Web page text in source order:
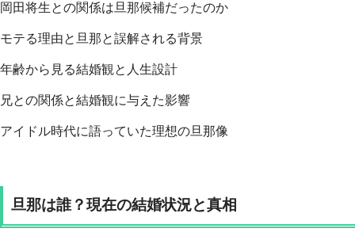
岡田将生との関係は旦那候補だったのか
モテる理由と旦那と誤解される背景
年齢から見る結婚観と人生設計
兄との関係と結婚観に与えた影響
アイドル時代に語っていた理想の旦那像
旦那は誰？現在の結婚状況と真相